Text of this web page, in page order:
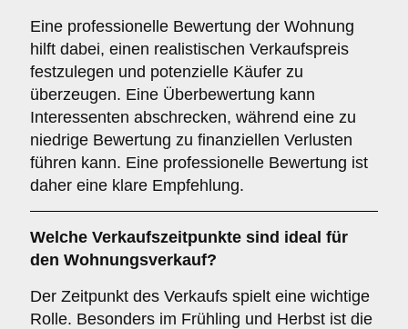
Eine professionelle Bewertung der Wohnung
hilft dabei, einen realistischen Verkaufspreis
festzulegen und potenzielle Käufer zu
überzeugen. Eine Überbewertung kann
Interessenten abschrecken, während eine zu
niedrige Bewertung zu finanziellen Verlusten
führen kann. Eine professionelle Bewertung ist
daher eine klare Empfehlung.
Welche Verkaufszeitpunkte sind ideal für
den Wohnungsverkauf?
Der Zeitpunkt des Verkaufs spielt eine wichtige
Rolle. Besonders im Frühling und Herbst ist die